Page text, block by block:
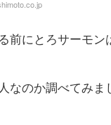
前にとろサーモン
なのか調べてみま